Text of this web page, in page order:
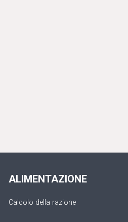
ALIMENTAZIONE
Calcolo della razione